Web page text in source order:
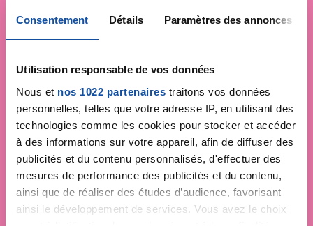
Consentement Détails Paramètres des annonces
Utilisation responsable de vos données
Nous et nos 1022 partenaires traitons vos données
personnelles, telles que votre adresse IP, en utilisant des
technologies comme les cookies pour stocker et accéder
à des informations sur votre appareil, afin de diffuser des
publicités et du contenu personnalisés, d'effectuer des
mesures de performance des publicités et du contenu,
ainsi que de réaliser des études d’audience, favorisant
ainsi le développement de services. Vous avez le choix